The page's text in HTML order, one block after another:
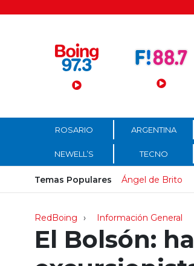
Menú Principal
ROSARIO ARGENTINA
NEWELL’S TECNO
Temas Populares Ángel de Brito
RedBoing Información General
El Bolsón: